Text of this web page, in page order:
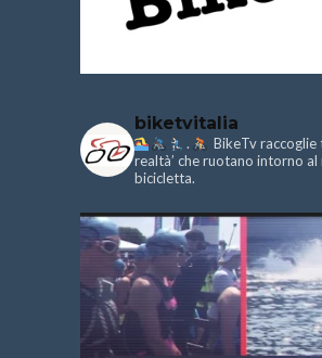
biketvitalia
.
BikeTv
realtà’ che ruotano intorno
bicicletta.